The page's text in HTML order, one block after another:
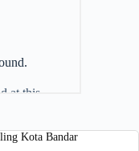
Kota Bandar